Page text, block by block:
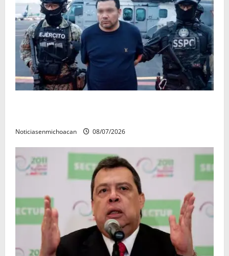
Noticiasenmichoacan 08/07/2026